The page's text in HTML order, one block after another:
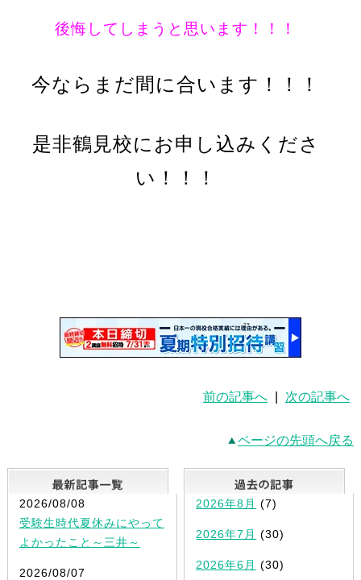
後悔してしまうと思います！！！
今ならまだ間に合います！！！
是非鶴見校にお申し込みくださ
い！！！
前の記事へ 次の記事へ
ページの先頭へ戻る
最新記事一覧
2026/08/08
受験生時代夏休みにやって
よかったこと～三井～
2026/08/07
2026年8月 (7)
2026年7月 (30)
2026年6月 (30)